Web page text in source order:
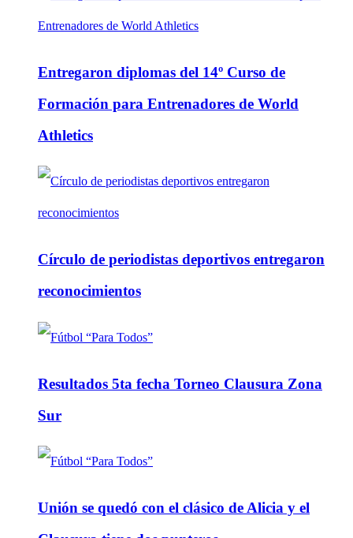
Entregaron diplomas del 14º Curso de
Formación para Entrenadores de World
Athletics
Círculo de periodistas deportivos entregaron
reconocimientos
Resultados 5ta fecha Torneo Clausura Zona
Sur
Unión se quedó con el clásico de Alicia y el